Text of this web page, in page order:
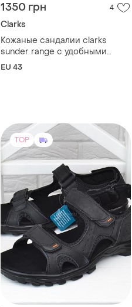
1350 грн 4
Clarks
Кожаные сандалии clarks
sunder range с удобными
ремешками на липучках и
EU 43
TOP